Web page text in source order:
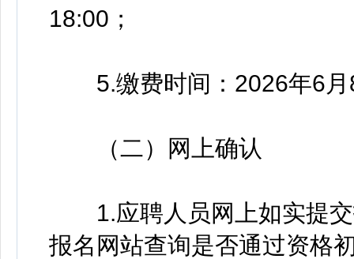
18:00；
5.缴费时间：2026年6月
（二）网上确认
1.应聘人员网上如实提交
报名网站查询是否通过资格